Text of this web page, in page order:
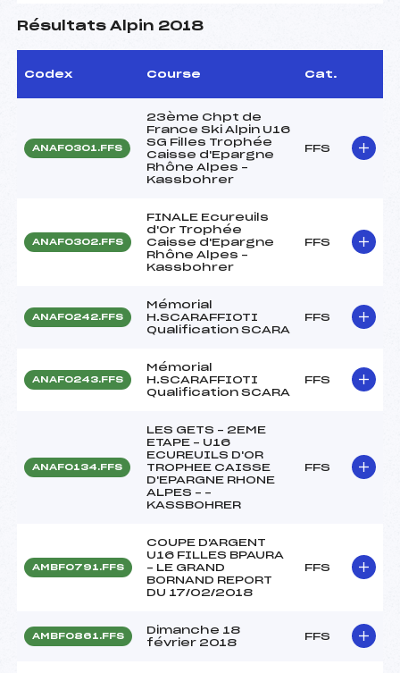
Résultats Alpin 2018
Codex Course Cat.
ANAF0301.FFS
23ème Chpt de
France Ski Alpin U16
SG Filles Trophée
Caisse d'Epargne
Rhône Alpes –
Kassbohrer
FFS
ANAF0302.FFS
FINALE Ecureuils
d'Or Trophée
Caisse d'Epargne
Rhône Alpes –
Kassbohrer
FFS
ANAF0242.FFS
Mémorial
H.SCARAFFIOTI
Qualification SCARA
FFS
ANAF0243.FFS
Mémorial
H.SCARAFFIOTI
Qualification SCARA
FFS
ANAF0134.FFS
LES GETS – 2EME
ETAPE – U16
ECUREUILS D'OR
TROPHEE CAISSE
D'EPARGNE RHONE
ALPES – –
KASSBOHRER
FFS
AMBF0791.FFS
COUPE D'ARGENT
U16 FILLES BPAURA
– LE GRAND
BORNAND REPORT
DU 17/02/2018
FFS
AMBF0861.FFS
Dimanche 18
février 2018
FFS